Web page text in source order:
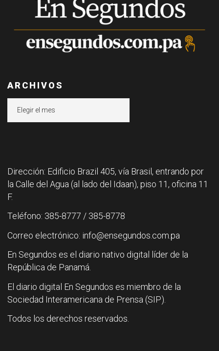
ARCHIVOS
Dirección: Edificio Brazil 405, vía Brasil, entrando por
la Calle del Agua (al lado del Idaan), piso 11, oficina 11
F.
Teléfono: 385-8777 / 385-8778
Correo electrónico: info@ensegundos.com.pa
En Segundos es el diario nativo digital líder de la
República de Panamá.
El diario digital En Segundos es miembro de la
Sociedad Interamericana de Prensa (SIP).
Todos los derechos reservados.